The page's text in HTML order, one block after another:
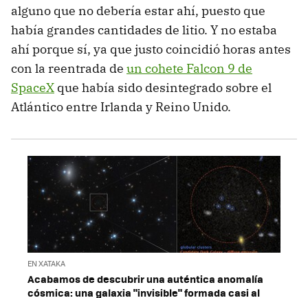
alguno que no debería estar ahí, puesto que
había grandes cantidades de litio. Y no estaba
ahí porque sí, ya que justo coincidió horas antes
con la reentrada de un cohete Falcon 9 de
SpaceX que había sido desintegrado sobre el
Atlántico entre Irlanda y Reino Unido.
EN XATAKA
Acabamos de descubrir una auténtica anomalía
cósmica: una galaxia "invisible" formada casi al